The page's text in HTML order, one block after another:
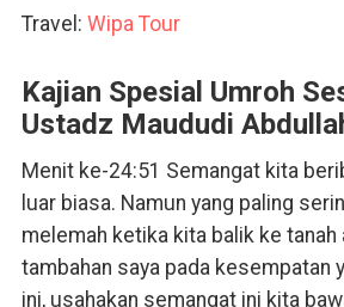
Travel: Wipa Tour
Kajian Spesial Umroh
Ustadz Maududi
Menit ke-24:51 Semangat kita
luar biasa. Namun yang paling
melemah ketika kita balik ke tanah
tambahan saya pada kesempatan
ini, usahakan semangat ini kita